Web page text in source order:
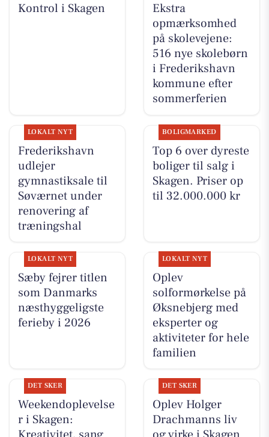
Kontrol i Skagen
Ekstra
opmærksomhed
på skolevejene:
516 nye skolebørn
i Frederikshavn
kommune efter
sommerferien
LOKALT NYT
Frederikshavn
udlejer
gymnastiksale til
Søværnet under
renovering af
træningshal
BOLIGMARKED
Top 6 over dyreste
boliger til salg i
Skagen. Priser op
til 32.000.000 kr
LOKALT NYT
Sæby fejrer titlen
som Danmarks
næsthyggeligste
ferieby i 2026
LOKALT NYT
Oplev
solformørkelse på
Øksnebjerg med
eksperter og
aktiviteter for hele
familien
DET SKER
Weekendoplevelse
r i Skagen:
DET SKER
Oplev Holger
Drachmanns liv